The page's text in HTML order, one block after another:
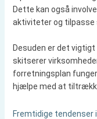
Dette kan også
aktiviteter og tilpasse
Desuden er det
skitserer
forretningsplan
hjælpe med at
Fremtidige